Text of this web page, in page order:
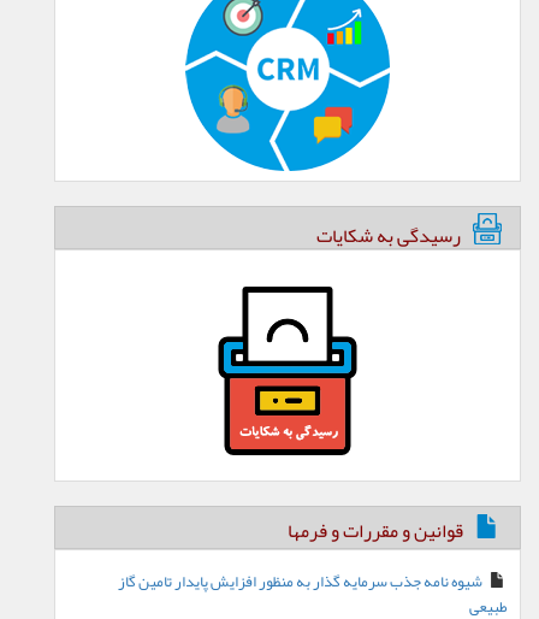
رسیدگی به شکایات
قوانین و مقررات و فرمها
شیوه نامه جذب سرمایه گذار به منظور افزایش پایدار تامین گاز
طبیعی